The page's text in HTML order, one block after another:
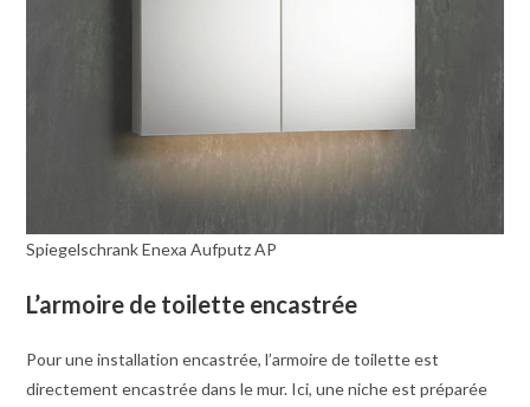
Spiegelschrank Enexa Aufputz AP
L’armoire de toilette encastrée
Pour une installation encastrée, l’armoire de toilette est
directement encastrée dans le mur. Ici, une niche est préparée